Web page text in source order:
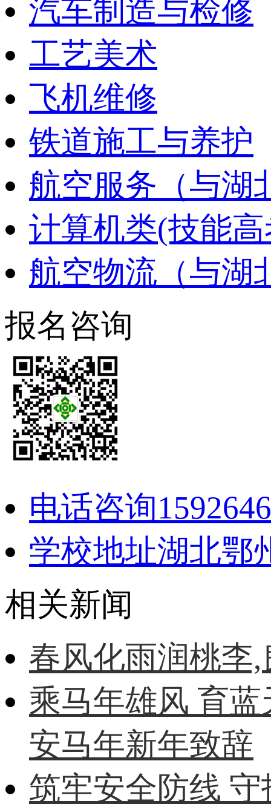
汽车制造与检修
工艺美术
飞机维修
铁道施工与养护
航空服务（与湖
计算机类(技能
航空物流（与湖
报名咨询
电话咨询
学校地址湖北鄂
相关新闻
春风化雨润桃李
乘马年雄风 育
安马年新年致辞
筑牢安全防线